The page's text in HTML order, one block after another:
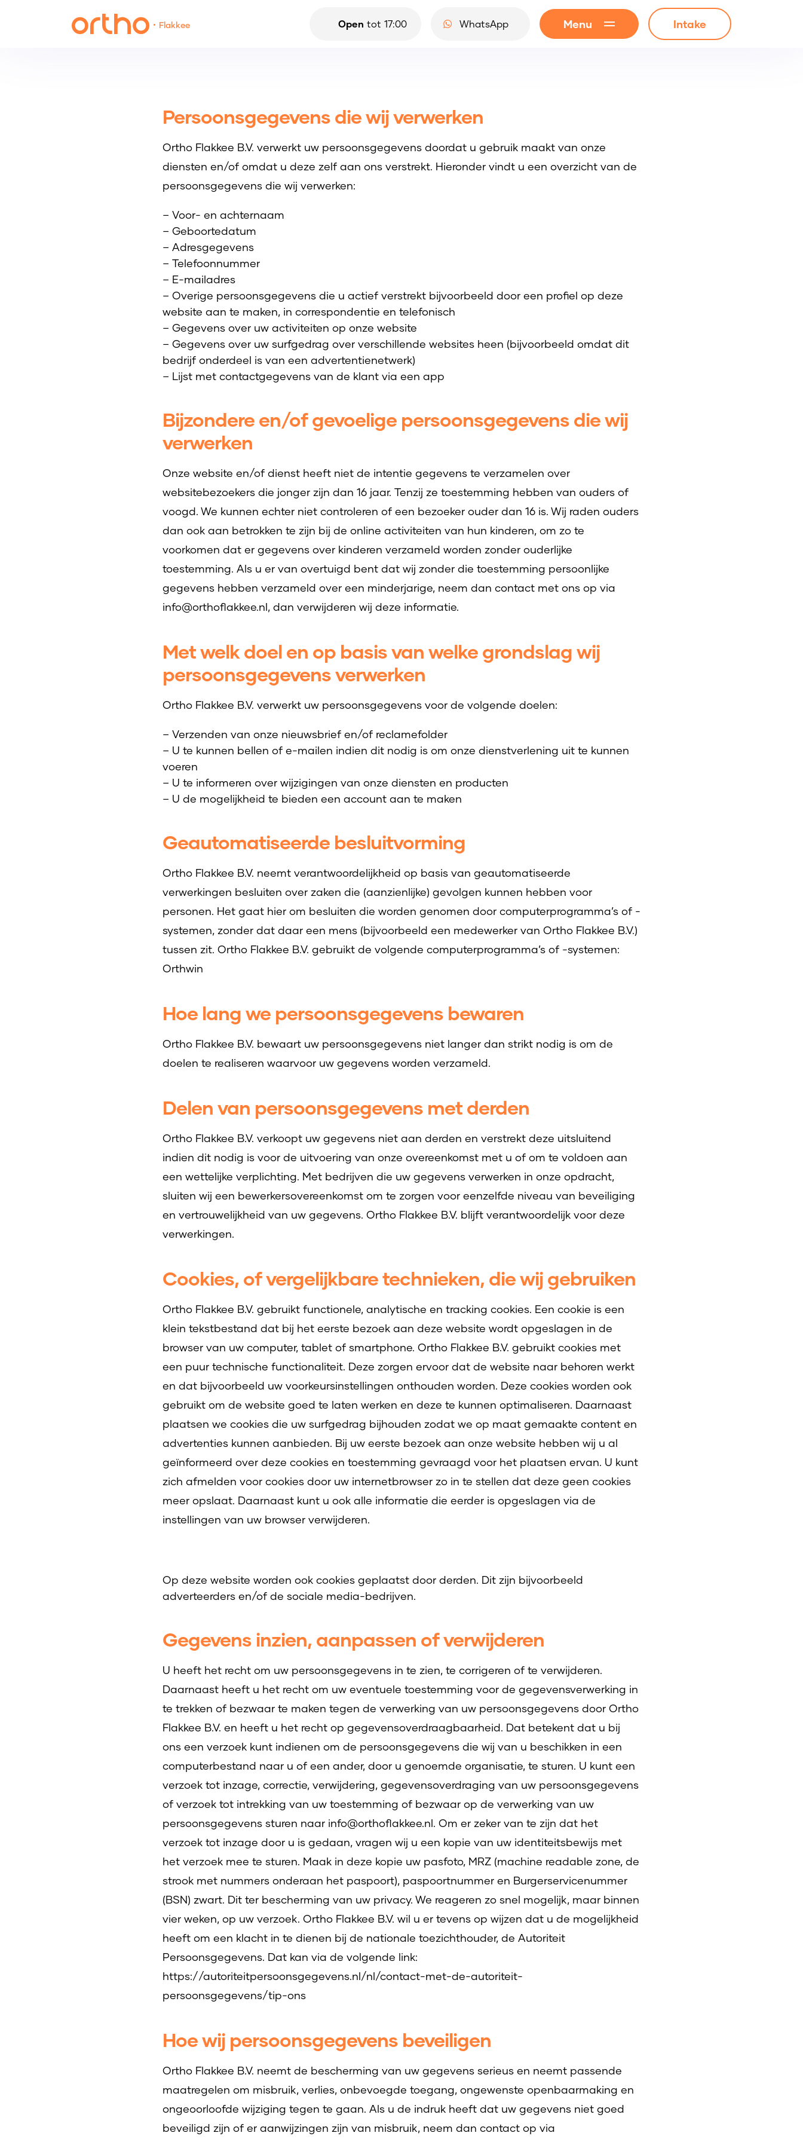
Flakkee Open tot 17:00 WhatsApp Menu Intake
Persoonsgegevens die wij verwerken
Ortho Flakkee B.V. verwerkt uw persoonsgegevens doordat u gebruik maakt van onze
diensten en/of omdat u deze zelf aan ons verstrekt. Hieronder vindt u een overzicht van de
persoonsgegevens die wij verwerken:
– Voor- en achternaam
– Geboortedatum
– Adresgegevens
– Telefoonnummer
– E-mailadres
– Overige persoonsgegevens die u actief verstrekt bijvoorbeeld door een profiel op deze
website aan te maken, in correspondentie en telefonisch
– Gegevens over uw activiteiten op onze website
– Gegevens over uw surfgedrag over verschillende websites heen (bijvoorbeeld omdat dit
bedrijf onderdeel is van een advertentienetwerk)
– Lijst met contactgegevens van de klant via een app
Bijzondere en/of gevoelige persoonsgegevens die wij
verwerken
Onze website en/of dienst heeft niet de intentie gegevens te verzamelen over
websitebezoekers die jonger zijn dan 16 jaar. Tenzij ze toestemming hebben van ouders of
voogd. We kunnen echter niet controleren of een bezoeker ouder dan 16 is. Wij raden ouders
dan ook aan betrokken te zijn bij de online activiteiten van hun kinderen, om zo te
voorkomen dat er gegevens over kinderen verzameld worden zonder ouderlijke
toestemming. Als u er van overtuigd bent dat wij zonder die toestemming persoonlijke
gegevens hebben verzameld over een minderjarige, neem dan contact met ons op via
info@orthoflakkee.nl, dan verwijderen wij deze informatie.
Met welk doel en op basis van welke grondslag wij
persoonsgegevens verwerken
Ortho Flakkee B.V. verwerkt uw persoonsgegevens voor de volgende doelen:
– Verzenden van onze nieuwsbrief en/of reclamefolder
– U te kunnen bellen of e-mailen indien dit nodig is om onze dienstverlening uit te kunnen
voeren
– U te informeren over wijzigingen van onze diensten en producten
– U de mogelijkheid te bieden een account aan te maken
Geautomatiseerde besluitvorming
Ortho Flakkee B.V. neemt verantwoordelijkheid op basis van geautomatiseerde
verwerkingen besluiten over zaken die (aanzienlijke) gevolgen kunnen hebben voor
personen. Het gaat hier om besluiten die worden genomen door computerprogramma’s of -
systemen, zonder dat daar een mens (bijvoorbeeld een medewerker van Ortho Flakkee B.V.)
tussen zit. Ortho Flakkee B.V. gebruikt de volgende computerprogramma’s of -systemen:
Orthwin
Hoe lang we persoonsgegevens bewaren
Ortho Flakkee B.V. bewaart uw persoonsgegevens niet langer dan strikt nodig is om de
doelen te realiseren waarvoor uw gegevens worden verzameld.
Delen van persoonsgegevens met derden
Ortho Flakkee B.V. verkoopt uw gegevens niet aan derden en verstrekt deze uitsluitend
indien dit nodig is voor de uitvoering van onze overeenkomst met u of om te voldoen aan
een wettelijke verplichting. Met bedrijven die uw gegevens verwerken in onze opdracht,
sluiten wij een bewerkersovereenkomst om te zorgen voor eenzelfde niveau van beveiliging
en vertrouwelijkheid van uw gegevens. Ortho Flakkee B.V. blijft verantwoordelijk voor deze
verwerkingen.
Cookies, of vergelijkbare technieken, die wij gebruiken
Ortho Flakkee B.V. gebruikt functionele, analytische en tracking cookies. Een cookie is een
klein tekstbestand dat bij het eerste bezoek aan deze website wordt opgeslagen in de
browser van uw computer, tablet of smartphone. Ortho Flakkee B.V. gebruikt cookies met
een puur technische functionaliteit. Deze zorgen ervoor dat de website naar behoren werkt
en dat bijvoorbeeld uw voorkeursinstellingen onthouden worden. Deze cookies worden ook
gebruikt om de website goed te laten werken en deze te kunnen optimaliseren. Daarnaast
plaatsen we cookies die uw surfgedrag bijhouden zodat we op maat gemaakte content en
advertenties kunnen aanbieden. Bij uw eerste bezoek aan onze website hebben wij u al
geïnformeerd over deze cookies en toestemming gevraagd voor het plaatsen ervan. U kunt
zich afmelden voor cookies door uw internetbrowser zo in te stellen dat deze geen cookies
meer opslaat. Daarnaast kunt u ook alle informatie die eerder is opgeslagen via de
instellingen van uw browser verwijderen.
Op deze website worden ook cookies geplaatst door derden. Dit zijn bijvoorbeeld
adverteerders en/of de sociale media-bedrijven.
Gegevens inzien, aanpassen of verwijderen
U heeft het recht om uw persoonsgegevens in te zien, te corrigeren of te verwijderen.
Daarnaast heeft u het recht om uw eventuele toestemming voor de gegevensverwerking in
te trekken of bezwaar te maken tegen de verwerking van uw persoonsgegevens door Ortho
Flakkee B.V. en heeft u het recht op gegevensoverdraagbaarheid. Dat betekent dat u bij
ons een verzoek kunt indienen om de persoonsgegevens die wij van u beschikken in een
computerbestand naar u of een ander, door u genoemde organisatie, te sturen. U kunt een
verzoek tot inzage, correctie, verwijdering, gegevensoverdraging van uw persoonsgegevens
of verzoek tot intrekking van uw toestemming of bezwaar op de verwerking van uw
persoonsgegevens sturen naar info@orthoflakkee.nl. Om er zeker van te zijn dat het
verzoek tot inzage door u is gedaan, vragen wij u een kopie van uw identiteitsbewijs met
het verzoek mee te sturen. Maak in deze kopie uw pasfoto, MRZ (machine readable zone, de
strook met nummers onderaan het paspoort), paspoortnummer en Burgerservicenummer
(BSN) zwart. Dit ter bescherming van uw privacy. We reageren zo snel mogelijk, maar binnen
vier weken, op uw verzoek. Ortho Flakkee B.V. wil u er tevens op wijzen dat u de mogelijkheid
heeft om een klacht in te dienen bij de nationale toezichthouder, de Autoriteit
Persoonsgegevens. Dat kan via de volgende link:
https://autoriteitpersoonsgegevens.nl/nl/contact-met-de-autoriteit-
persoonsgegevens/tip-ons
Hoe wij persoonsgegevens beveiligen
Ortho Flakkee B.V. neemt de bescherming van uw gegevens serieus en neemt passende
maatregelen om misbruik, verlies, onbevoegde toegang, ongewenste openbaarmaking en
ongeoorloofde wijziging tegen te gaan. Als u de indruk heeft dat uw gegevens niet goed
beveiligd zijn of er aanwijzingen zijn van misbruik, neem dan contact op via